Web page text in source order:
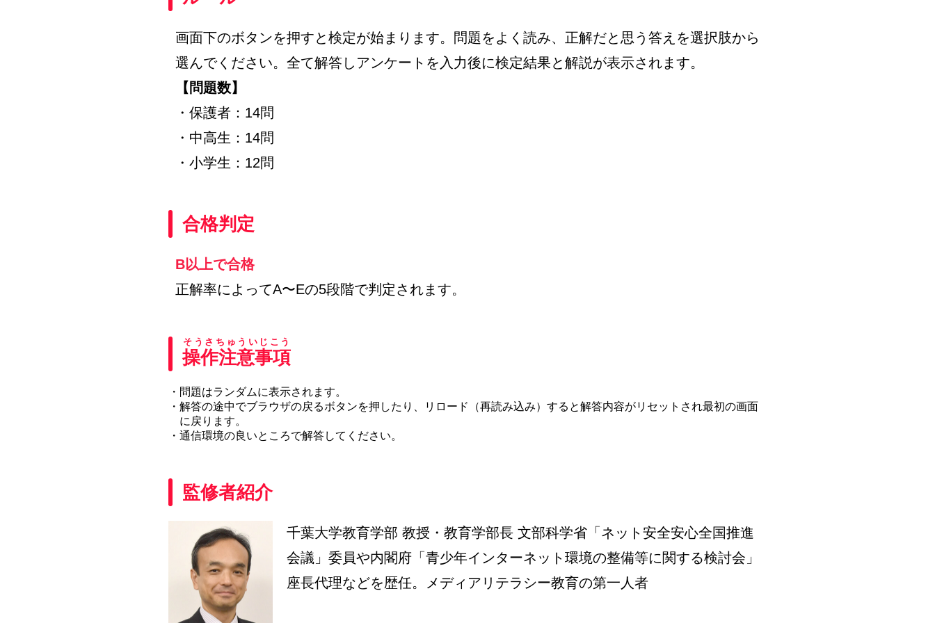
画面下のボタンを押すと検定が始まります。問題をよく読み、正解だと思う答えを選択肢から
選んでください。全て解答しアンケートを入力後に検定結果と解説が表示されます。
【問題数】
・保護者：14問
・中高生：14問
・小学生：12問
合格判定
B以上で合格
正解率によってA〜Eの5段階で判定されます。
操作注意事項
そうさちゅういじこう
・問題はランダムに表示されます。
・解答の途中でブラウザの戻るボタンを押したり、リロード（再読み込み）すると解答内容がリセットされ最初の画面
に戻ります。
・通信環境の良いところで解答してください。
監修者紹介
千葉大学教育学部 教授・教育学部長 文部科学省「ネット安全安心全国推進
会議」委員や内閣府「青少年インターネット環境の整備等に関する検討会」
座長代理などを歴任。メディアリテラシー教育の第一人者